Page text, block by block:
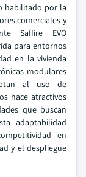
habilitado por la
comerciales y
Saffire EVO
para entornos
en la vivienda
modulares
al uso de
hace atractivos
que buscan
adaptabilidad
en
y el despliegue